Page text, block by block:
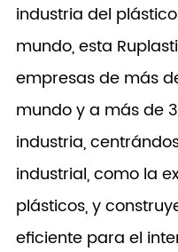
industria del
mundo, esta
empresas de más
mundo y a más de
industria,
industrial, como la
plásticos, y
eficiente para el